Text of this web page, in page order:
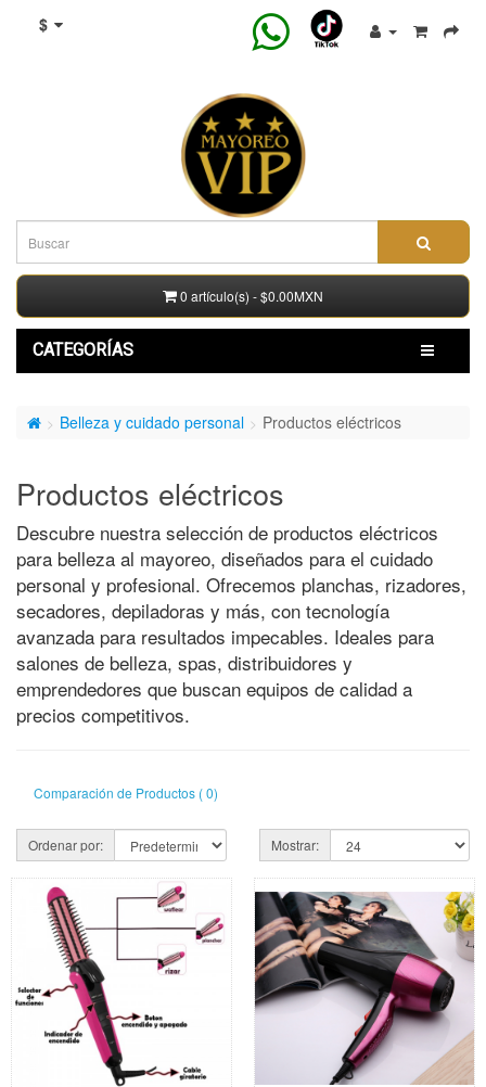
$
0 artículo(s) - $0.00MXN
CATEGORÍAS
Belleza y cuidado personal Productos eléctricos
Productos eléctricos
Descubre nuestra selección de productos eléctricos
para belleza al mayoreo, diseñados para el cuidado
personal y profesional. Ofrecemos planchas, rizadores,
secadores, depiladoras y más, con tecnología
avanzada para resultados impecables. Ideales para
salones de belleza, spas, distribuidores y
emprendedores que buscan equipos de calidad a
precios competitivos.
Comparación de Productos ( 0)
Ordenar por: Mostrar: